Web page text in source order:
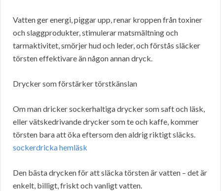
Vatten ger energi, piggar upp, renar kroppen från toxiner
och slaggprodukter, stimulerar matsmältning och
tarmaktivitet, smörjer hud och leder, och förstås släcker
törsten effektivare än någon annan dryck.
Drycker som förstärker törstkänslan
Om man dricker sockerhaltiga drycker som saft och läsk,
eller vätskedrivande drycker som te och kaffe, kommer
törsten bara att öka eftersom den aldrig riktigt släcks.
sockerdricka hemläsk
Den bästa drycken för att släcka törsten är vatten – det är
enkelt, billigt, friskt och vanligt vatten.